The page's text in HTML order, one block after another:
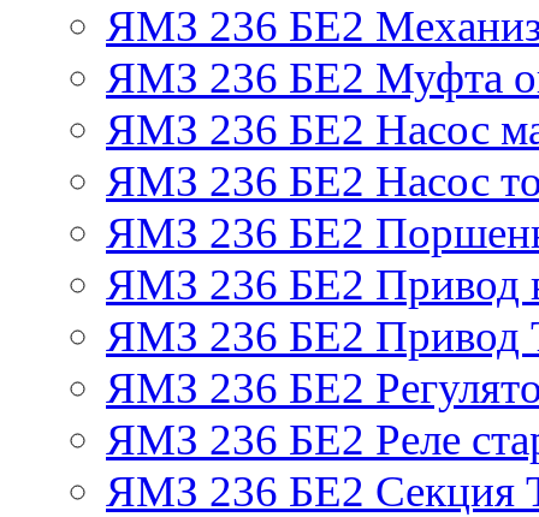
ЯМЗ 236 БЕ2
ЯМЗ 236 БЕ2 Муфта
ЯМЗ 236 БЕ2 Насос
ЯМЗ 236 БЕ2 Насос
ЯМЗ 236 БЕ2
ЯМЗ 236 БЕ2 Привод
ЯМЗ 236 БЕ2
ЯМЗ 236 БЕ2
ЯМЗ 236 БЕ2 Реле
ЯМЗ 236 БЕ2